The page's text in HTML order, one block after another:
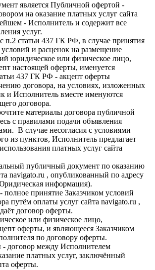
является Публичной офертой -
на оказание платных услуг сайта
- Исполнитель и содержит все
услуг.
п.2 статьи 437 ГК РФ, в случае принятия
и расценок на размещение
юридическое или физическое лицо,
настоящей оферты, именуется
437 ГК РФ - акцепт оферты
договора, на условиях, изложенных
и Исполнитель вместе именуются
договора.
материалы договора публичной
с правилами подачи объявления
В случае несогласия с условиями
из пунктов, Исполнитель предлагает
платных услуг сайта
публичный документ по оказанию
navigato.ru , опубликованный по адресу
информация).
принятие Заказчиком условий
путём оплаты услуг сайта navigato.ru ,
договор оферты.
или физическое лицо,
оферты, и являющееся Заказчиком
по договору оферты.
- договор между Исполнителем
платных услуг, заключённый
оферты.